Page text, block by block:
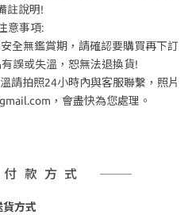
註說明!
意事項:
鑑賞期，請確認要購買再下訂
誤或失溫，恕無法退換貨!
照24小時內與客服聯繫，照片
，會盡快為您處理。
款方式
貨方式